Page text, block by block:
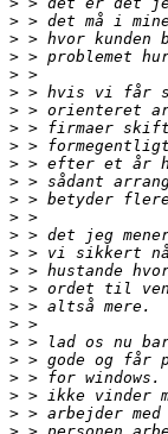
>
>
>
>
>
>
>
>
>
>
>
>
>
>
>
>
>
>
>
>
>
>
>